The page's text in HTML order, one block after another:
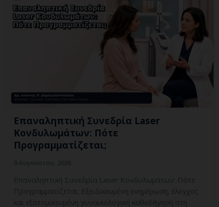
Επαναληπτική Συνεδρία Laser
Κονδυλωμάτων: Πότε
Προγραμματίζεται;
Επαναληπτική Συνεδρία Laser Κονδυλωμάτων: Πότε
Προγραμματίζεται; Εξειδικευμένη ενημέρωση, έλεγχος
και εξατομικευμένη γυναικολογική καθοδήγηση στη